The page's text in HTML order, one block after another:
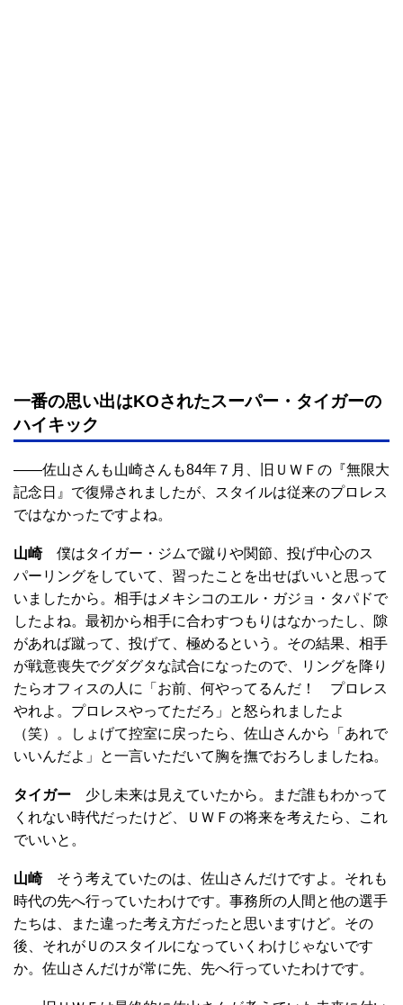
一番の思い出はKOされたスーパー・タイガーの
ハイキック
――佐山さんも山崎さんも84年７月、旧ＵＷＦの『無限大
記念日』で復帰されましたが、スタイルは従来のプロレス
ではなかったですよね。
山崎僕はタイガー・ジムで蹴りや関節、投げ中心のス
パーリングをしていて、習ったことを出せばいいと思って
いましたから。相手はメキシコのエル・ガジョ・タパドで
したよね。最初から相手に合わすつもりはなかったし、隙
があれば蹴って、投げて、極めるという。その結果、相手
が戦意喪失でグダグタな試合になったので、リングを降り
たらオフィスの人に「お前、何やってるんだ！ プロレス
やれよ。プロレスやってただろ」と怒られましたよ
（笑）。しょげて控室に戻ったら、佐山さんから「あれで
いいんだよ」と一言いただいて胸を撫でおろしましたね。
タイガー 少し未来は見えていたから。まだ誰もわかって
くれない時代だったけど、ＵＷＦの将来を考えたら、これ
でいいと。
山崎そう考えていたのは、佐山さんだけですよ。それも
時代の先へ行っていたわけです。事務所の人間と他の選手
たちは、また違った考え方だったと思いますけど。その
後、それがＵのスタイルになっていくわけじゃないです
か。佐山さんだけが常に先、先へ行っていたわけです。